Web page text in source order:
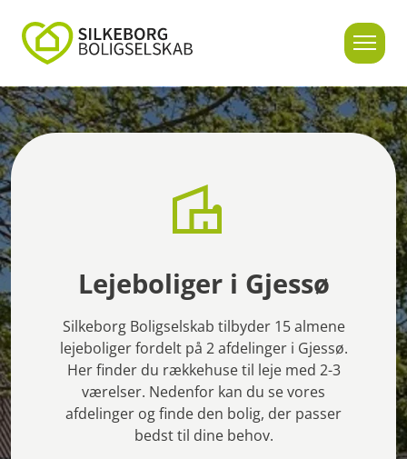
Lejeboliger i Gjessø
Silkeborg Boligselskab tilbyder 15 almene
lejeboliger fordelt på 2 afdelinger i Gjessø.
Her finder du rækkehuse til leje med 2-3
værelser. Nedenfor kan du se vores
afdelinger og finde den bolig, der passer
bedst til dine behov.